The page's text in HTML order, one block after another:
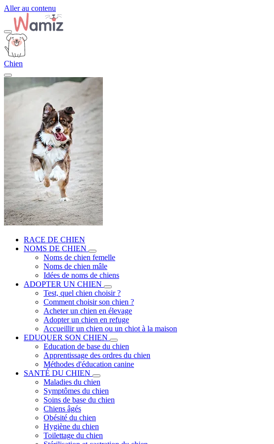
Aller au contenu
Chien
RACE DE CHIEN
NOMS DE CHIEN
Noms de chien femelle
Noms de chien mâle
Idées de noms de chiens
ADOPTER UN CHIEN
Test, quel chien choisir ?
Comment choisir son chien ?
Acheter un chien en élevage
Adopter un chien en refuge
Accueillir un chien ou un chiot à la maison
EDUQUER SON CHIEN
Education de base du chien
Apprentissage des ordres du chien
Méthodes d'éducation canine
SANTÉ DU CHIEN
Maladies du chien
Symptômes du chien
Soins de base du chien
Chiens âgés
Obésité du chien
Hygiène du chien
Toilettage du chien